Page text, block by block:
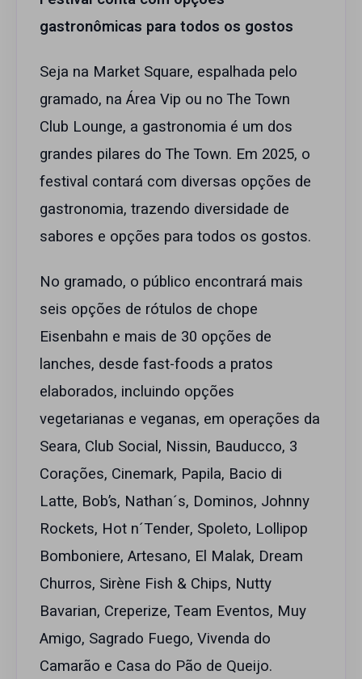
gastronômicas para todos os gostos
Seja na Market Square, espalhada pelo
gramado, na Área Vip ou no The Town
Club Lounge, a gastronomia é um dos
grandes pilares do The Town. Em 2025, o
festival contará com diversas opções de
gastronomia, trazendo diversidade de
sabores e opções para todos os gostos.
No gramado, o público encontrará mais
seis opções de rótulos de chope
Eisenbahn e mais de 30 opções de
lanches, desde fast-foods a pratos
elaborados, incluindo opções
vegetarianas e veganas, em operações da
Seara, Club Social, Nissin, Bauducco, 3
Corações, Cinemark, Papila, Bacio di
Latte, Bob’s, Nathan´s, Dominos, Johnny
Rockets, Hot n´Tender, Spoleto, Lollipop
Bomboniere, Artesano, El Malak, Dream
Churros, Sirène Fish & Chips, Nutty
Bavarian, Creperize, Team Eventos, Muy
Amigo, Sagrado Fuego, Vivenda do
Camarão e Casa do Pão de Queijo.